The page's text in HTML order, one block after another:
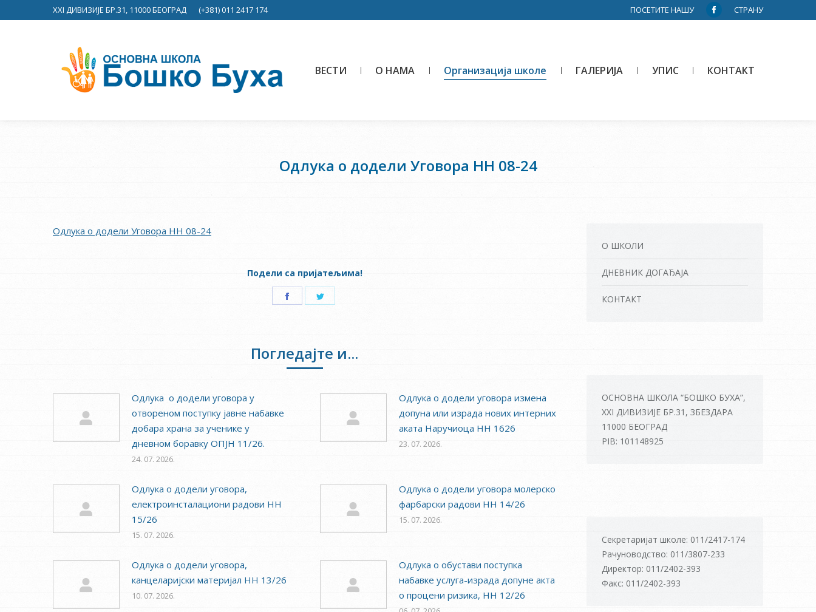
XXI ДИВИЗИЈЕ БР.31, 11000 БЕОГРАД (+381) 011 2417 174 ПОСЕТИТЕ НАШУ
Facebook
in
СТРАНУ
ВЕСТИ О НАМА Организација школе ГАЛЕРИЈА УПИС КОНТАКТ
Одлука о додели Уговора НН 08-24
Одлука о додели Уговора НН 08-24
Подели са пријатељима!
Share Share
Погледајте и...
Одлука о додели уговора у
отвореном поступку јавне набавке
добара храна за ученике у
дневном боравку ОПЈН 11/26.
24. 07. 2026.
Одлука о додели уговора измена
допуна или израда нових интерних
аката Наручиоца НН 1626
23. 07. 2026.
Одлука о додели уговора,
електроинсталациони радови НН
15/26
15. 07. 2026.
Одлука о додели уговора молерско
фарбарски радови НН 14/26
15. 07. 2026.
Одлука о додели уговора,
канцеларијски материјал НН 13/26
10. 07. 2026.
Одлука о обустави поступка
набавке услуга-израда допуне акта
о процени ризика, НН 12/26
О ШКОЛИ
ДНЕВНИК ДОГАЂАЈА
КОНТАКТ
ОСНОВНА ШКОЛА “БОШКО БУХА”,
XXI ДИВИЗИЈЕ БР.31, ЗБЕЗДАРА
11000 БЕОГРАД
PIB: 101148925
Секретаријат школе: 011/2417-174
Рачуноводство: 011/3807-233
Директор: 011/2402-393
Факс: 011/2402-393